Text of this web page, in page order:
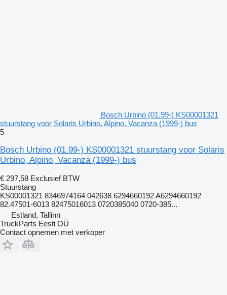
Bosch Urbino (01.99-) KS00001321
stuurstang voor Solaris Urbino, Alpino, Vacanza (1999-) bus
5
Bosch Urbino (01.99-) KS00001321 stuurstang voor Solaris
Urbino, Alpino, Vacanza (1999-) bus
€ 297,58 Exclusief BTW
Stuurstang
KS00001321 8346974164 042638 6294660192 A6294660192
82.47501-6013 82475016013 0720385040 0720-385...
Estland, Tallinn
TruckParts Eesti OÜ
Contact opnemen met verkoper